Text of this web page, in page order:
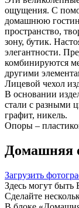
ощущения. С
домашнюю
пространство,
зону, бутик.
элегантности.
комбинируются
другими
Лицевой чехол
В основании
стали с разными
графит, никель.
Опоры –
Домашняя
Загрузить
Здесь могут быть
Сделайте